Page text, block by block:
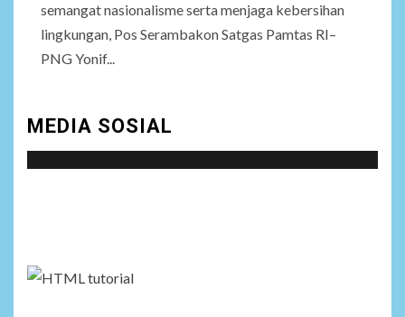
semangat nasionalisme serta menjaga kebersihan
lingkungan, Pos Serambakon Satgas Pamtas RI–
PNG Yonif...
MEDIA SOSIAL